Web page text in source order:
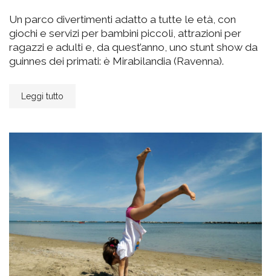
Un parco divertimenti adatto a tutte le età, con
giochi e servizi per bambini piccoli, attrazioni per
ragazzi e adulti e, da quest’anno, uno stunt show da
guinnes dei primati: è Mirabilandia (Ravenna).
Leggi tutto